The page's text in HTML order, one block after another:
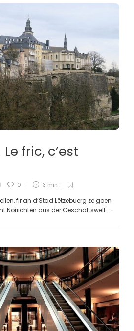
Le fric, c’est
0 3 min
fir an d’Stad Lëtzebuerg ze goen!
Noriichten aus der Geschäftswelt....